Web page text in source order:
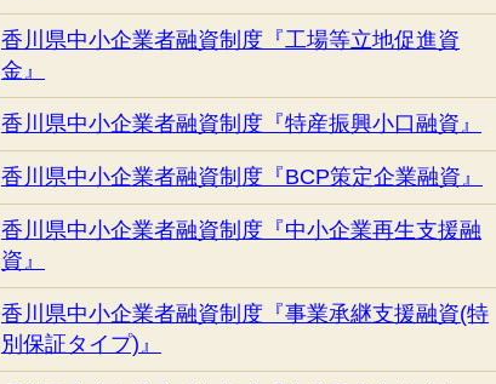
香川県中小企業者融資制度『工場等立地促進資
金』
香川県中小企業者融資制度『特産振興小口融資』
香川県中小企業者融資制度『BCP策定企業融資』
香川県中小企業者融資制度『中小企業再生支援融
資』
香川県中小企業者融資制度『事業承継支援融資(特
別保証タイプ)』